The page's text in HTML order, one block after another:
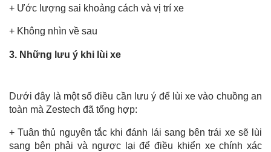
+ Ước lượng sai khoảng cách và vị trí xe
+ Không nhìn về sau
3. Những lưu ý khi lùi xe
Dưới đây là một số điều cần lưu ý để lùi xe vào chuồng an
toàn mà Zestech đã tổng hợp:
+ Tuân thủ nguyên tắc khi đánh lái sang bên trái xe sẽ lùi
sang bên phải và ngược lại để điều khiển xe chính xác